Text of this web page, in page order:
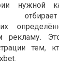
нужной
рекламу.
тем,